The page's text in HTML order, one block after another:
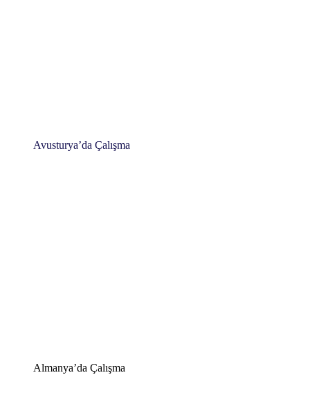
Avusturya’da Çalışma
Almanya’da Çalışma